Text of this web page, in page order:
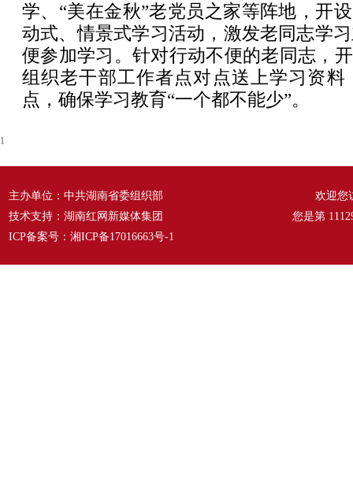
学、“美在金秋”老党员之家等阵地，开
动式、情景式学习活动，激发老同志学
便参加学习。针对行动不便的老同志，
组织老干部工作者点对点送上学习资料
点，确保学习教育“一个都不能少”。
1
主办单位：中共湖南省委组织部
技术支持：湖南红网新媒体集团
ICP备案号： 湘ICP备17016663号-1
欢迎您
您是第